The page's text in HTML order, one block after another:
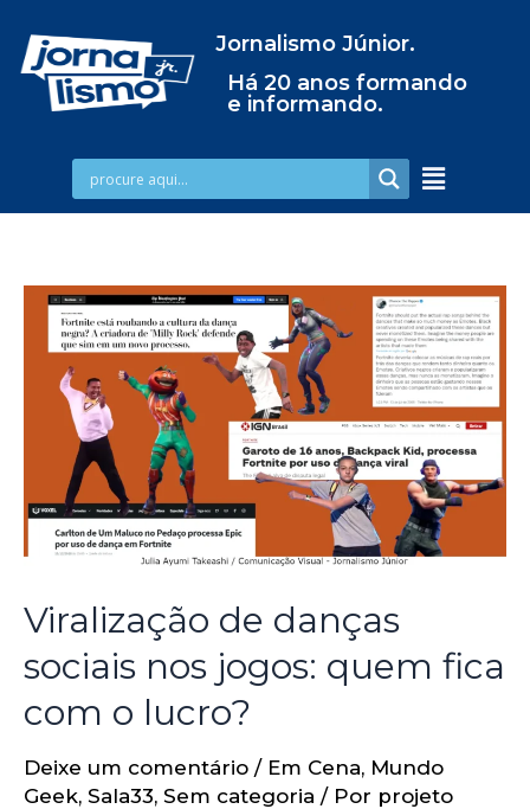
Jornalismo Júnior.
Há 20 anos formando
e informando.
Viralização de danças
sociais nos jogos: quem fica
com o lucro?
Deixe um comentário / Em Cena, Mundo
Geek, Sala33, Sem categoria / Por projeto